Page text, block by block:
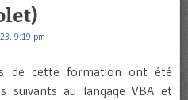
9:19 pm
de cette formation ont été
suivants au langage VBA et